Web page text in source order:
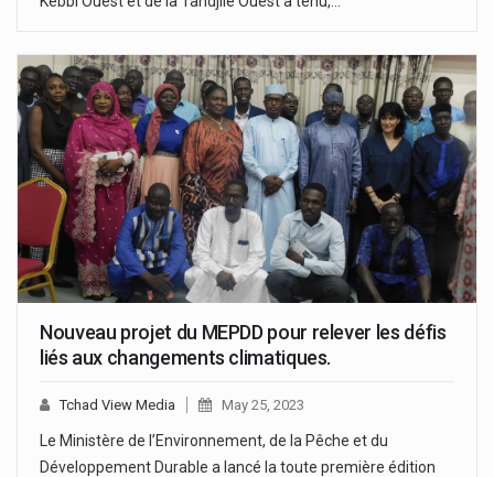
Nouveau projet du MEPDD pour relever les défis
liés aux changements climatiques.
Tchad View Media May 25, 2023
Le Ministère de l’Environnement, de la Pêche et du
Développement Durable a lancé la toute première édition